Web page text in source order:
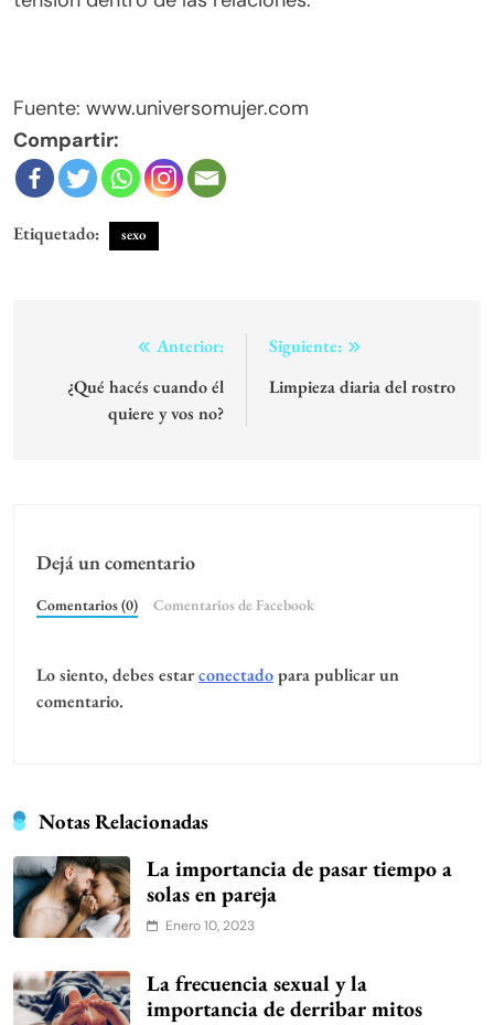
Fuente: www.universomujer.com
Compartir:
Etiquetado: sexo
Navegación
entradas
Anterior:
¿Qué hacés cuando él
quiere y vos no?
Siguiente:
Limpieza diaria del rostro
Dejá un comentario
Comentarios (0) Comentarios de Facebook
Lo siento, debes estarconectadopara publicar un
comentario.
Notas Relacionadas
La importancia de pasar tiempo a
solas en pareja
Enero 10, 2023
La frecuencia sexual y la
importancia de derribar mitos